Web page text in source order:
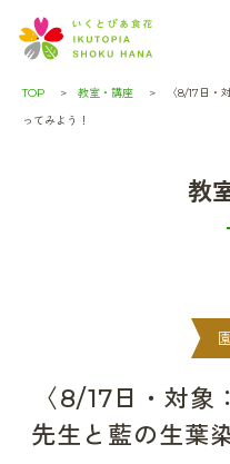
TOP 教室・講座
〈8/17日・
ってみよう！
教
〈8/17日・対象
先生と藍の生葉